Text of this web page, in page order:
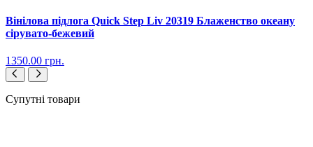
Вінілова підлога Quick Step Liv 20319 Блаженство океану
сірувато-бежевий
1350.00 грн.
Супутні товари